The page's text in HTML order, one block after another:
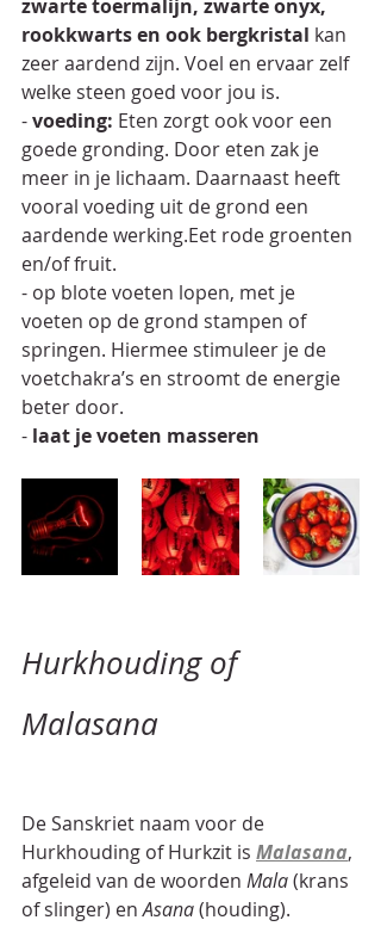
zwarte toermalijn, zwarte onyx,
rookkwarts en ook bergkristal kan
zeer aardend zijn. Voel en ervaar zelf
welke steen goed voor jou is.
- voeding: Eten zorgt ook voor een
goede gronding. Door eten zak je
meer in je lichaam. Daarnaast heeft
vooral voeding uit de grond een
aardende werking.Eet rode groenten
en/of fruit.
- op blote voeten lopen, met je
voeten op de grond stampen of
springen. Hiermee stimuleer je de
voetchakra’s en stroomt de energie
beter door.
- laat je voeten masseren
Hurkhouding of
Malasana
De Sanskriet naam voor de
Hurkhouding of Hurkzit is Malasana,
afgeleid van de woorden Mala (krans
of slinger) en Asana (houding).